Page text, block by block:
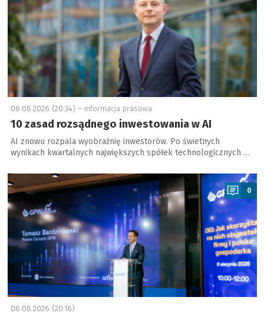
06.08.2026 (20:34) – informacja prasowa
10 zasad rozsądnego inwestowania w AI
AI znowu rozpala wyobraźnię inwestorów. Po świetnych
wynikach kwartalnych największych spółek technologicznych …
a
0
06.08.2026 (20:16)